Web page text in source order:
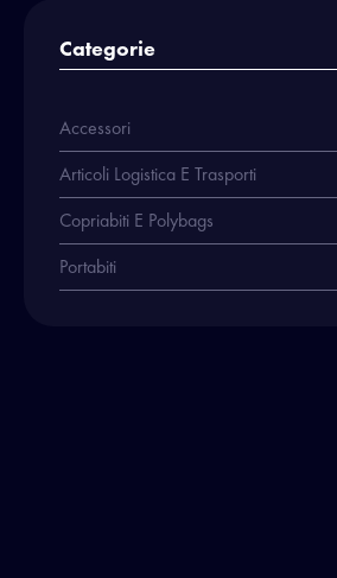
Categorie
Accessori
Articoli Logistica E Trasporti
Copriabiti E Polybags
Portabiti